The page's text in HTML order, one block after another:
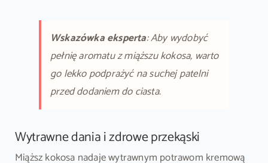
Wskazówka eksperta: Aby wydobyć
pełnię aromatu z miąższu kokosa, warto
go lekko podprażyć na suchej patelni
przed dodaniem do ciasta.
Wytrawne dania i zdrowe przekąski
Miąższ kokosa nadaje wytrawnym potrawom kremową